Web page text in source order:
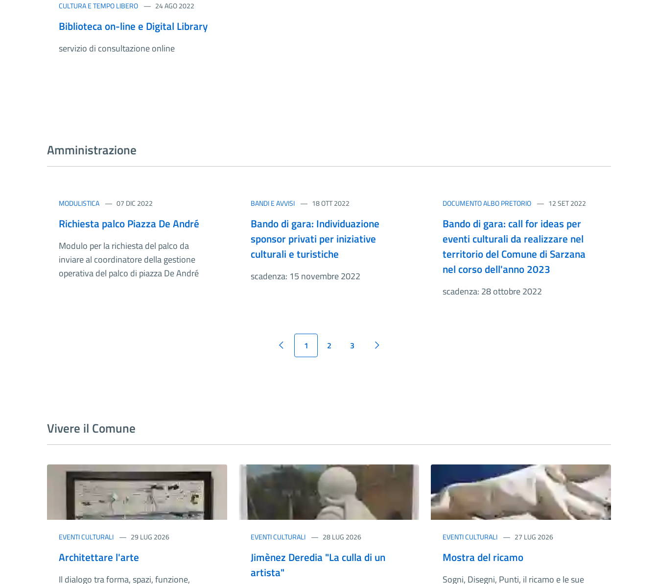
CULTURA E TEMPO LIBERO 24 AGO 2022
Biblioteca on-line e Digital Library
servizio di consultazione online
Amministrazione
MODULISTICA 07 DIC 2022
Richiesta palco Piazza De André
Modulo per la richiesta del palco da
inviare al coordinatore della gestione
operativa del palco di piazza De André
BANDI E AVVISI 18 OTT 2022
Bando di gara: Individuazione
sponsor privati per iniziative
culturali e turistiche
scadenza: 15 novembre 2022
DOCUMENTO ALBO PRETORIO 12 SET 2022
Bando di gara: call for ideas per
eventi culturali da realizzare nel
territorio del Comune di Sarzana
nel corso dell'anno 2023
scadenza: 28 ottobre 2022
1 2 3
Vivere il Comune
EVENTI CULTURALI 29 LUG 2026
Architettare l'arte
Il dialogo tra forma, spazi, funzione,
EVENTI CULTURALI 28 LUG 2026
Jimènez Deredia "La culla di un
artista"
EVENTI CULTURALI 27 LUG 2026
Mostra del ricamo
Sogni, Disegni, Punti, il ricamo e le sue